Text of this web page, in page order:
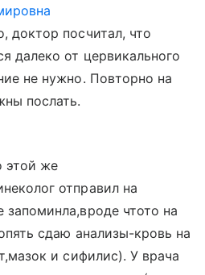
доктор посчитал, что
далеко от цервикального
не нужно. Повторно на
послать.
этой же
отправил на
запоминла,вроде чтото на
сдаю анализы-кровь на
и сифилис). У врача